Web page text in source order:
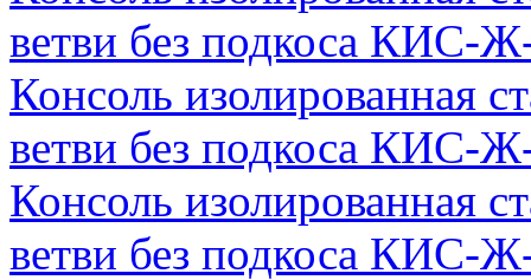
ветви без подкоса КИС-
Консоль изолированная
ветви без подкоса КИС-
Консоль изолированная
ветви без подкоса КИС-